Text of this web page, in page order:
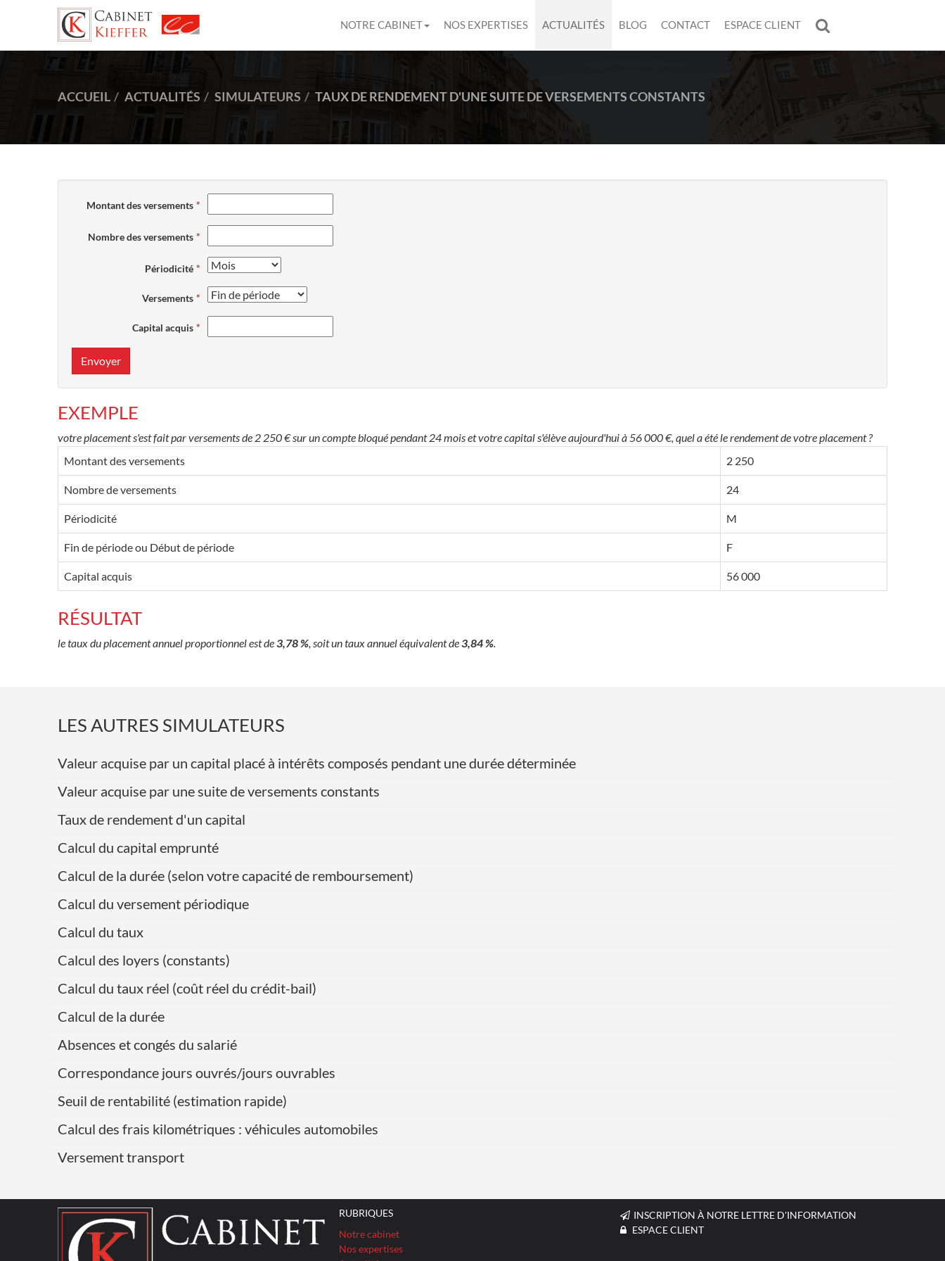
NOTRE CABINET NOS EXPERTISES ACTUALITÉS BLOG CONTACT ESPACE CLIENT
ACCUEIL ACTUALITÉS SIMULATEURS TAUX DE RENDEMENT D'UNE SUITE DE VERSEMENTS CONSTANTS
Montant des versements
Nombre des versements
Périodicité
Versements
Capital acquis
Envoyer
EXEMPLE
votre placement s'est fait par versements de 2 250 € sur un compte bloqué pendant 24 mois et votre capital s'élève aujourd'hui à 56 000 €, quel a été le rendement de votre placement ?
Montant des versements
2 250
Nombre de versements 24
Périodicité M
Fin de période ou Début de période F
Capital acquis 56 000
RÉSULTAT
le taux du placement annuel proportionnel est de3,78 %, soit un taux annuel équivalent de3,84 %.
LES AUTRES SIMULATEURS
Valeur acquise par un capital placé à intérêts composés pendant une durée déterminée
Valeur acquise par une suite de versements constants
Taux de rendement d'un capital
Calcul du capital emprunté
Calcul de la durée (selon votre capacité de remboursement)
Calcul du versement périodique
Calcul du taux
Calcul des loyers (constants)
Calcul du taux réel (coût réel du crédit-bail)
Calcul de la durée
Absences et congés du salarié
Correspondance jours ouvrés/jours ouvrables
Seuil de rentabilité (estimation rapide)
Calcul des frais kilométriques : véhicules automobiles
Versement transport
RUBRIQUES
Notre cabinet
Nos expertises
INSCRIPTION À NOTRE LETTRE D'INFORMATION
ESPACE CLIENT